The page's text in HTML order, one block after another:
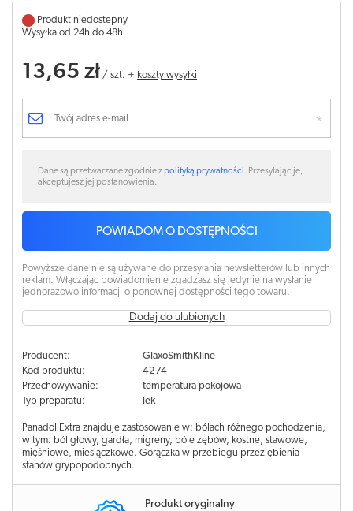
Produkt niedostepny
Wysyłka od 24h do 48h
13,65 zł / szt. + koszty wysyłki
Dane są przetwarzane zgodnie zpolityką prywatności. Przesyłając je,
akceptujesz jej postanowienia.
POWIADOM O DOSTĘPNOŚCI
Powyższe dane nie są używane do przesyłania newsletterów lub innych
reklam. Włączając powiadomienie zgadzasz się jedynie na wysłanie
jednorazowo informacji o ponownej dostępności tego towaru.
Dodaj do ulubionych
Producent:
GlaxoSmithKline
Kod produktu:
4274
Przechowywanie:
temperatura pokojowa
Typ preparatu:
lek
Panadol Extra znajduje zastosowanie w: bólach różnego pochodzenia,
w tym: ból głowy, gardła, migreny, bóle zębów, kostne, stawowe,
mięśniowe, miesiączkowe. Gorączka w przebiegu przeziębienia i
stanów grypopodobnych.
Produkt oryginalny